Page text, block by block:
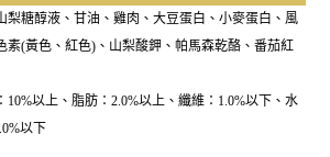
梨糖醇液、甘油、雞肉、大豆蛋白、小麥蛋白、風
素(黃色、紅色)、山梨酸鉀、帕馬森乾酪、番茄紅
以上、脂肪：2.0%以上、纖維：1.0%以下、水
以下